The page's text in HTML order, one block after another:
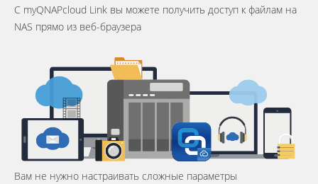
С myQNAPcloud Link вы можете получить доступ к файлам на
NAS прямо из веб-браузера
Вам не нужно настраивать сложные параметры